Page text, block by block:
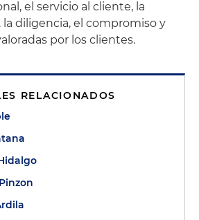
el servicio al cliente, la
la diligencia, el compromiso y
por los clientes.
RELACIONADOS